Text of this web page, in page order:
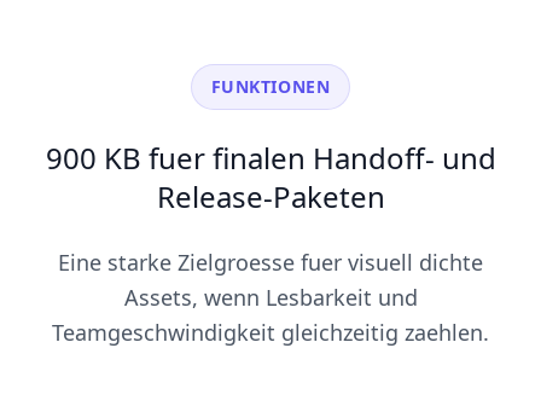
FUNKTIONEN
900 KB fuer finalen Handoff- und
Release-Paketen
Eine starke Zielgroesse fuer visuell dichte
Assets, wenn Lesbarkeit und
Teamgeschwindigkeit gleichzeitig zaehlen.